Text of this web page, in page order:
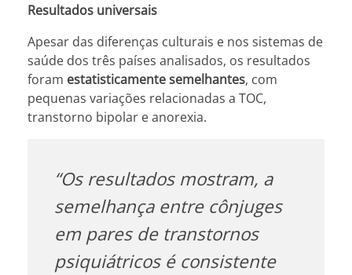
Resultados universais
Apesar das diferenças culturais e nos sistemas de
saúde dos três países analisados, os resultados
foram estatisticamente semelhantes, com
pequenas variações relacionadas a TOC,
transtorno bipolar e anorexia.
“Os resultados mostram, a
semelhança entre cônjuges
em pares de transtornos
psiquiátricos é consistente